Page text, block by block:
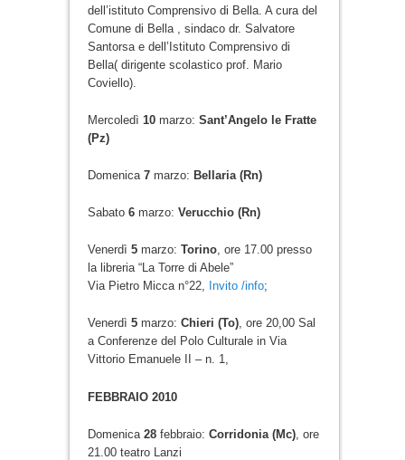
dell’istituto Comprensivo di Bella. A cura del
Comune di Bella , sindaco dr. Salvatore
Santorsa e dell’Istituto Comprensivo di
Bella( dirigente scolastico prof. Mario
Coviello).
Mercoledì 10marzo: Sant’Angelo le Fratte
(Pz)
Domenica 7marzo: Bellaria (Rn)
Sabato 6marzo: Verucchio (Rn)
Venerdì 5marzo: Torino, ore 17.00 presso
la libreria “La Torre di Abele”
Via Pietro Micca n°22, Invito /info;
Venerdì 5marzo: Chieri (To), ore 20,00 Sal
a Conferenze del Polo Culturale in Via
Vittorio Emanuele II – n. 1,
FEBBRAIO 2010
Domenica 28febbraio: Corridonia (Mc), ore
21.00 teatro Lanzi